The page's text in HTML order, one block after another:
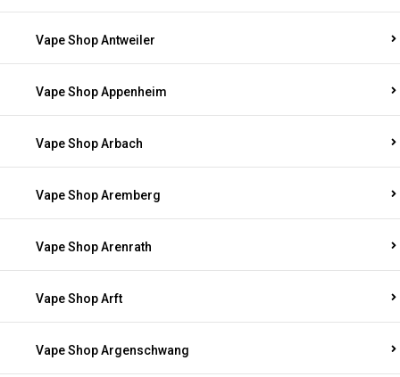
Vape Shop Antweiler
Vape Shop Appenheim
Vape Shop Arbach
Vape Shop Aremberg
Vape Shop Arenrath
Vape Shop Arft
Vape Shop Argenschwang